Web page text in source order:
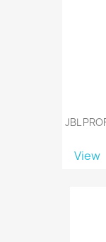
JBL
View